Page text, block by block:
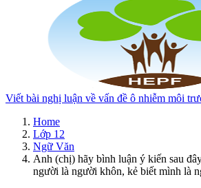
Viết bài nghị luận về vấn đề ô nhiễm môi
Home
Lớp 12
Ngữ Văn
Anh (chị) hãy bình luận ý kiến sau
người là người khôn, kẻ biết mình là